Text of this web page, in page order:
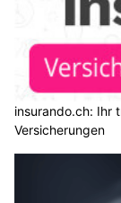
insurando.ch: Ihr
Versicherungen